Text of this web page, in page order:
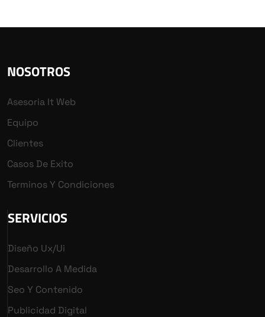
NOSOTROS
Asesoria It Web
Equipo
Clientes
Casos De Exito
Terminos Y Condiciones
SERVICIOS
Diseño Ux/ui
Desarrollo A Medida
Seo Y Contenido
Publicidad Digital